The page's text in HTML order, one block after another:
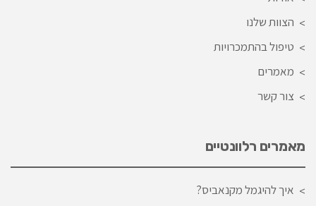
הצוות שלנו
טיפול בהתמכרויות
מאמרים
צור קשר
מאמרים רלוונטיים
איך להיגמל מקנאביס?